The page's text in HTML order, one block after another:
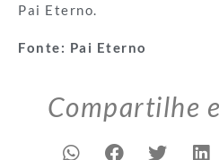
Pai Eterno.
Fonte: Pai Eterno
Compartilhe